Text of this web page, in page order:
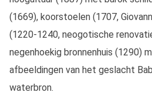
(1669), koorstoelen (1707,
(1220-1240, neogotische
negenhoekig bronnenhuis (1290)
afbeeldingen van het geslacht
waterbron.